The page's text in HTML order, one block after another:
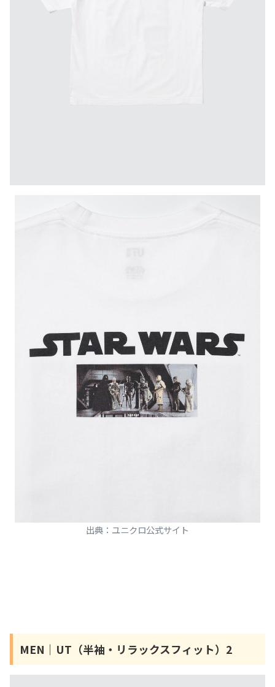
出典：ユニクロ公式サイト
MEN｜UT（半袖・リラックスフィット）2